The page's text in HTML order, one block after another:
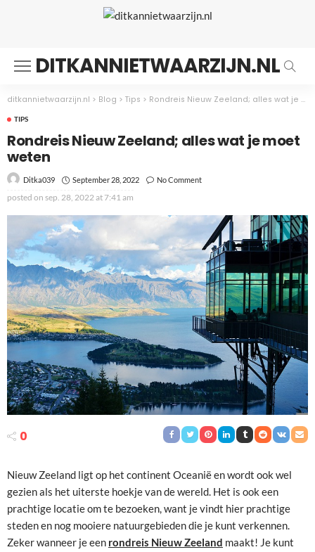
DITKANNIETWAARZIJN.NL
ditkannietwaarzijn.nl > Blog > Tips > Rondreis Nieuw Zeeland; alles wat je moet weten
TIPS
Rondreis Nieuw Zeeland; alles wat je moet
weten
Ditka039 September 28, 2022 No Comment
posted on sep. 28, 2022 at 7:41 am
0
Nieuw Zeeland ligt op het continent Oceanië en wordt ook wel
gezien als het uiterste hoekje van de wereld. Het is ook een
prachtige locatie om te bezoeken, want je vindt hier prachtige
steden en nog mooiere natuurgebieden die je kunt verkennen.
Zeker wanneer je een rondreis Nieuw Zeeland maakt! Je kunt